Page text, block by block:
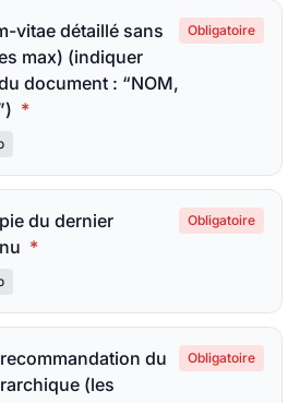
vitae détaillé sans
max) (indiquer
document : “NOM,
*
Obligatoire
du dernier
*
Obligatoire
du
(les
Obligatoire